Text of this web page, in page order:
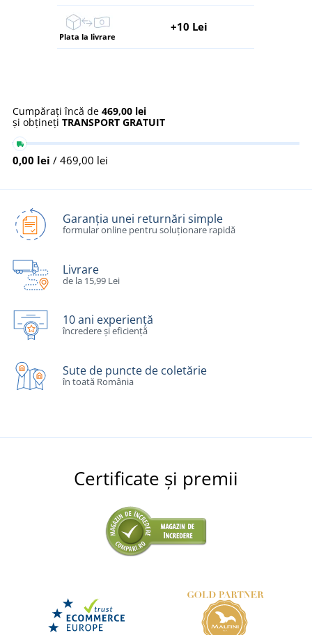
Plata la livrare
+10 Lei
Cumpărați încă de 469,00 lei
și obțineți TRANSPORT GRATUIT
0,00 lei / 469,00 lei
Garanția unei returnări simple
formular online pentru soluționare rapidă
Livrare
de la 15,99 Lei
10 ani experiență
încredere și eficiență
Sute de puncte de coletărie
în toată România
Certificate și premii